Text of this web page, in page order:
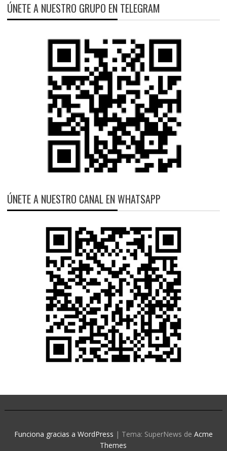
ÚNETE A NUESTRO GRUPO EN TELEGRAM
ÚNETE A NUESTRO CANAL EN WHATSAPP
Funciona gracias a WordPress | Tema: SuperNews de Acme
Themes